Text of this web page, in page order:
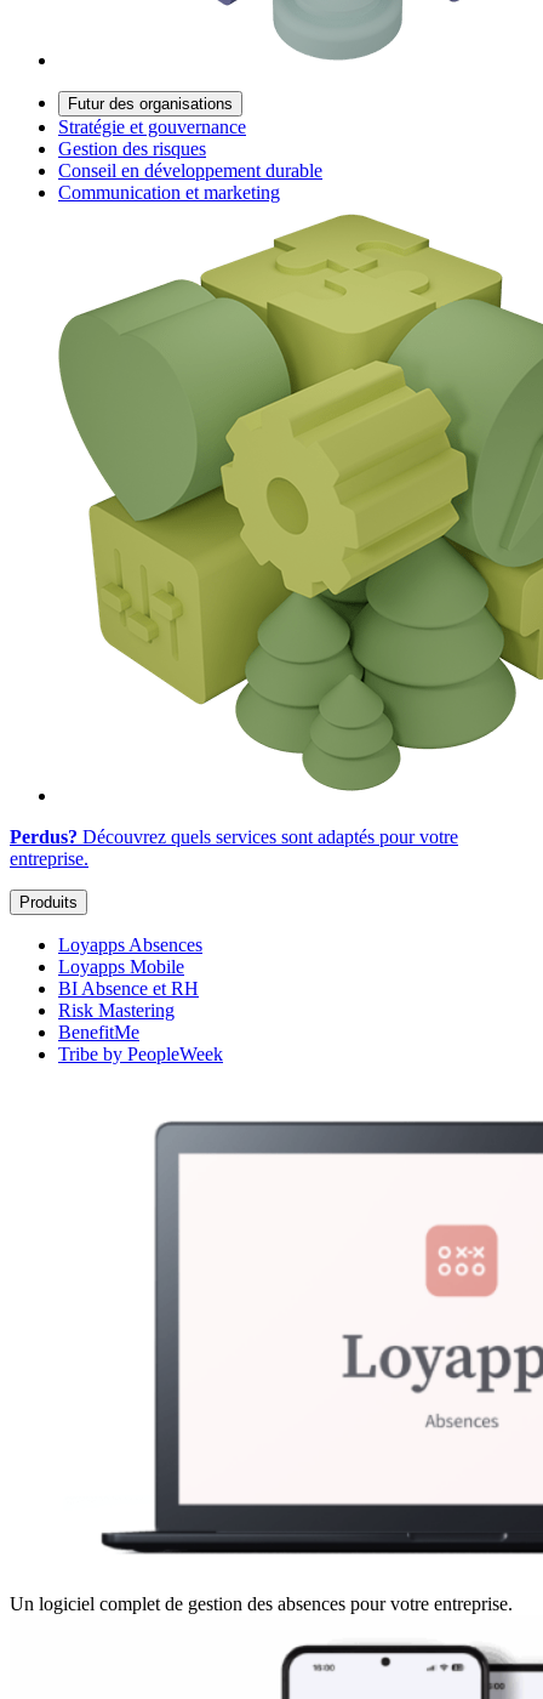
Futur des organisations
Stratégie et gouvernance
Gestion des risques
Conseil en développement durable
Communication et marketing
Perdus? Découvrez quels services sont adaptés pour votre
entreprise.
Produits
Loyapps Absences
Loyapps Mobile
BI Absence et RH
Risk Mastering
BenefitMe
Tribe by PeopleWeek
Un logiciel complet de gestion des absences pour votre entreprise.